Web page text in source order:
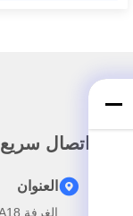
اتصال سريع
العنوان
الغرفة A18، رقم 28 شارع تشوجي، منطقة تيانهي، غوانغجو